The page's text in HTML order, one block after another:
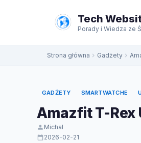
Tech
Porady i Wiedza ze
Strona główna Gadżety
GADŻETY SMARTWATCHE
Amazfit T-Rex
Michal
2026-02-21